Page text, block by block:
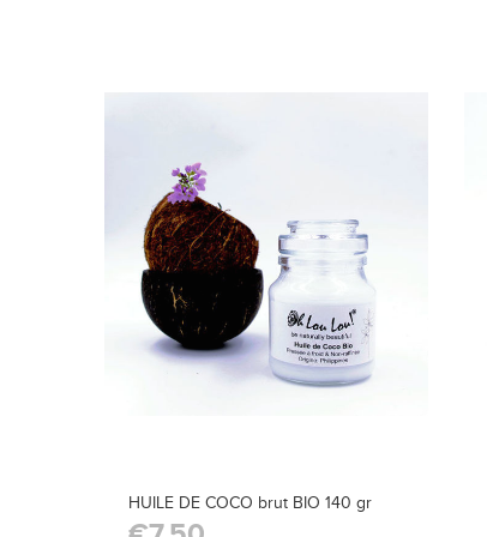
HUILE DE COCO brut BIO 140 gr